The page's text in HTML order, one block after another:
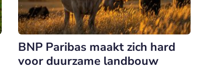
BNP Paribas maakt zich hard
voor duurzame landbouw